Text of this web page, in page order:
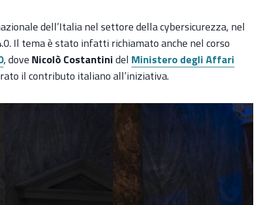
dell’Italia nel settore della cybersicurezza, nel
Il tema è stato infatti richiamato anche nel corso
, dove Nicolò Costantinidel Ministero degli Affari
il contributo italiano all’iniziativa.